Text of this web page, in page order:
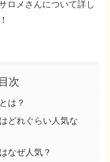
ロメさんについて詳し
目次
は？
どれぐらい人気な
なぜ人気？